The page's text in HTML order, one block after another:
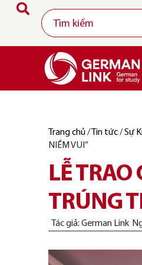
Trang chủ/ Tin tức/Sự
NIỀM VUI”
LỄ
TRÚNG
Tác giả: German Link